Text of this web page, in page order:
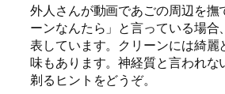
外人さんが動画であごの周辺を撫
ーンなんたら」と言っている場合
表しています。クリーンには綺麗
味もあります。神経質と言われな
剃るヒントをどうぞ。